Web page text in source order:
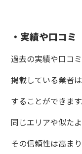
・実績や口コミ
過去の実績や口コ
掲載している業者
することができま
同じエリアや似た
その信頼性は高まり